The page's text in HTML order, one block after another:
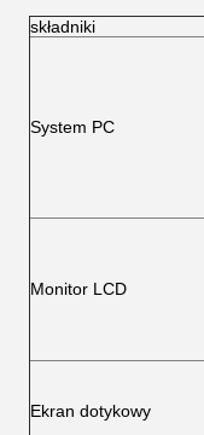
składniki
System PC
Monitor LCD
Ekran dotykowy